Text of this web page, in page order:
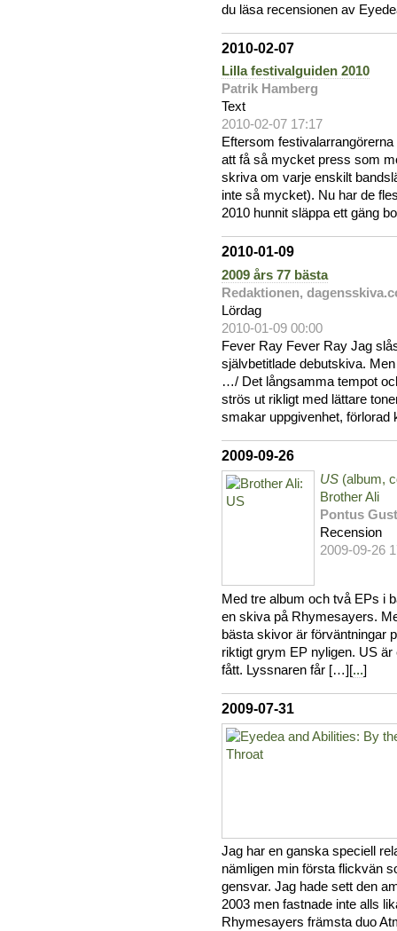
du läsa recensionen av
2010-02-07
Lilla festivalguiden 2010
Patrik Hamberg
Text
2010-02-07 17:17
Eftersom
att få så mycket press som
skriva om varje enskilt
inte så mycket). Nu har de
2010 hunnit släppa ett gäng
2010-01-09
2009 års 77 bästa
Redaktionen,
Lördag
2010-01-09 00:00
Fever Ray Fever Ray Jag
självbetitlade debutskiva.
…/ Det långsamma tempot
strös ut rikligt med lättare
smakar uppgivenhet,
2009-09-26
US (album,
Brother Ali
Pontus
Recension
2009-09-26
Med tre album och två EPs i
en skiva på Rhymesayers.
bästa skivor är förväntningar
riktigt grym EP nyligen. US
fått. Lyssnaren får […][...]
2009-07-31
Jag har en ganska speciell
nämligen min första flickvän
gensvar. Jag hade sett den
2003 men fastnade inte alls
Rhymesayers främsta duo